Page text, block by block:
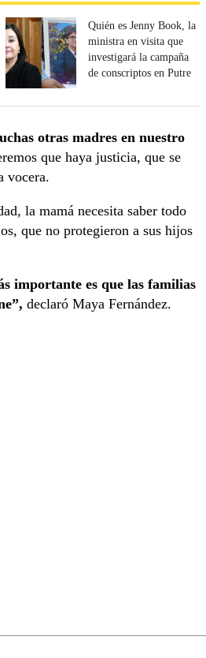
Quién es Jenny Book, la
ministra en visita que
investigará la campaña
de conscriptos en Putre
otras madres en nuestro
que haya justicia, que se
vocera.
la mamá necesita saber todo
que no protegieron a sus hijos
importante es que las familias
declaró Maya Fernández.